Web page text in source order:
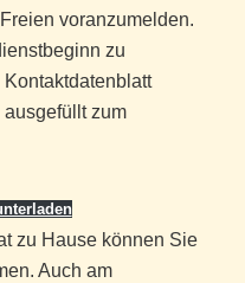
voranzumelden.
zu
zum
zu Hause können Sie
Auch am